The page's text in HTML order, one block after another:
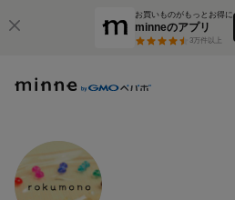
お買いものがもっとお得に
minneのアプリ
3万件以上